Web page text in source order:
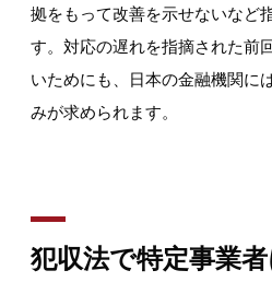
拠をもって改善を示せないなど
す。対応の遅れを指摘された前
いためにも、日本の金融機関に
みが求められます。
犯収法で特定事業